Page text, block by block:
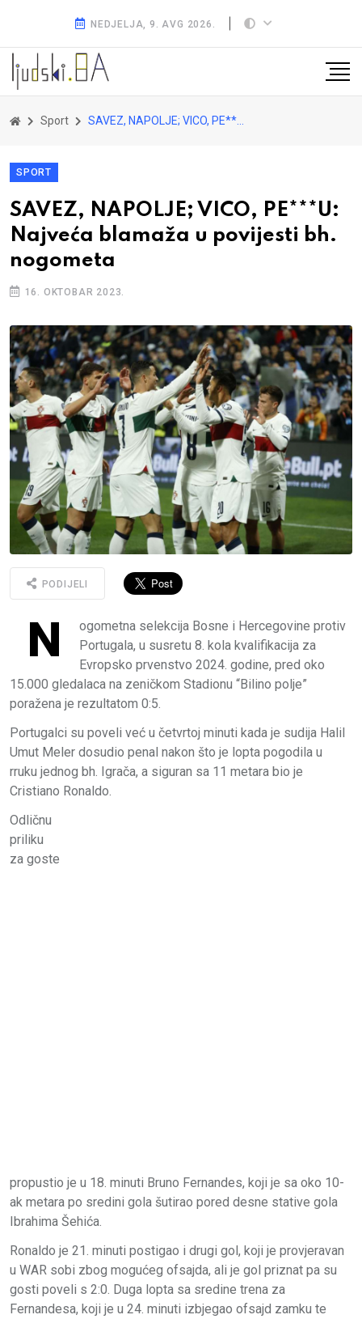
NEDJELJA, 9. AVG 2026.
Sport SAVEZ, NAPOLJE; VICO, PE***U: Najveća blamaža u povijesti bh. nogometa
SPORT
SAVEZ, NAPOLJE; VICO, PE***U:
Najveća blamaža u povijesti bh.
nogometa
16. OKTOBAR 2023.
PODIJELI
N
ogometna selekcija Bosne i Hercegovine protiv
Portugala, u susretu 8. kola kvalifikacija za
Evropsko prvenstvo 2024. godine, pred oko
15.000 gledalaca na zeničkom Stadionu “Bilino polje”
poražena je rezultatom 0:5.
Portugalci su poveli već u četvrtoj minuti kada je sudija Halil
Umut Meler dosudio penal nakon što je lopta pogodila u
rruku jednog bh. Igrača, a siguran sa 11 metara bio je
Cristiano Ronaldo.
Odličnu
priliku
za goste
propustio je u 18. minuti Bruno Fernandes, koji je sa oko 10-
ak metara po sredini gola šutirao pored desne stative gola
Ibrahima Šehića.
Ronaldo je 21. minuti postigao i drugi gol, koji je provjeravan
u WAR sobi zbog mogućeg ofsajda, ali je gol priznat pa su
gosti poveli s 2:0. Duga lopta sa sredine trena za
Fernandesa, koji je u 24. minuti izbjegao ofsajd zamku te